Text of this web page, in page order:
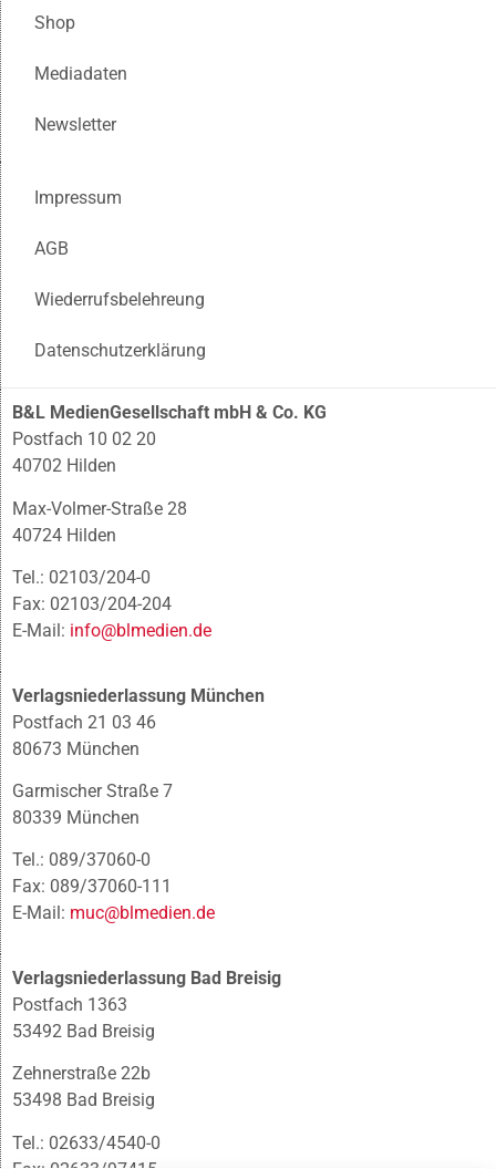
Shop
Mediadaten
Newsletter
Impressum
AGB
Wiederrufsbelehreung
Datenschutzerklärung
B&L MedienGesellschaft mbH & Co. KG
Postfach 10 02 20
40702 Hilden
Max-Volmer-Straße 28
40724 Hilden
Tel.: 02103/204-0
Fax: 02103/204-204
E-Mail: info@blmedien.de
Verlagsniederlassung München
Postfach 21 03 46
80673 München
Garmischer Straße 7
80339 München
Tel.: 089/37060-0
Fax: 089/37060-111
E-Mail: muc@blmedien.de
Verlagsniederlassung Bad Breisig
Postfach 1363
53492 Bad Breisig
Zehnerstraße 22b
53498 Bad Breisig
Tel.: 02633/4540-0